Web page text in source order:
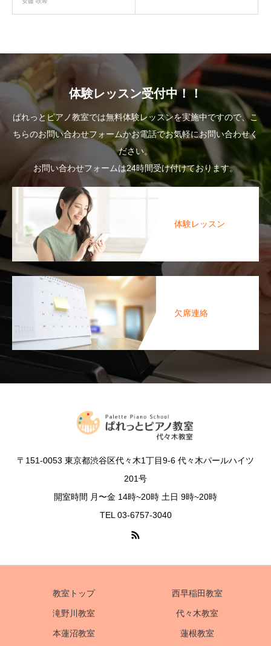
体験レッスン受付中！！
ぱれっとピアノ教室では無料体験レッスンを実施中ですので、こ
ちらのお問い合わせフォームかお電話でお気軽にお問い合わせく
ださい。
お問い合わせフォームは24時間受け付けております。
体験レッスン
欠席連絡
〒151-0053 東京都渋谷区代々木1丁目9-6 代々木パールハイツ
201号
開室時間 月〜金 14時~20時 土日 9時~20時
TEL 03-6757-3040
教室トップ 西早稲田教室
滝野川教室 代々木教室
本蓮沼教室 蓮根教室